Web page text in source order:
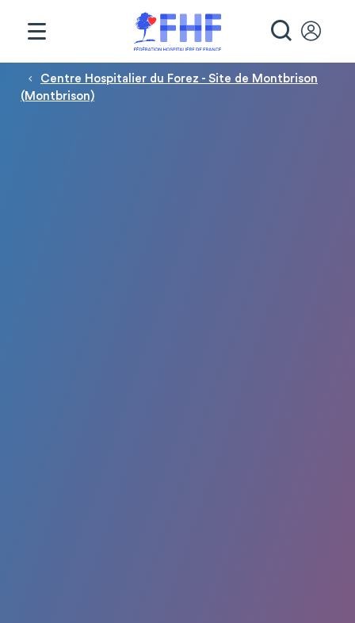
Fil d'Ariane
Centre Hospitalier du Forez - Site de Montbrison
(Montbrison)
Panneau de gestion des cookies